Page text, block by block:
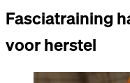
Fasciatraining
voor herstel